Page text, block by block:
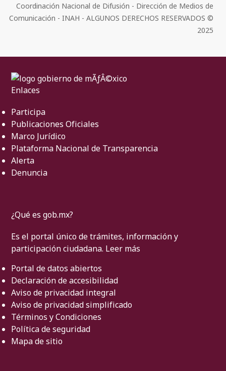
Coordinación Nacional de Difusión - Dirección de Medios de
Comunicación - INAH - ALGUNOS DERECHOS RESERVADOS ©
2025
Enlaces
Participa
Publicaciones Oficiales
Marco Jurídico
Plataforma Nacional de Transparencia
Alerta
Denuncia
¿Qué es gob.mx?
Es el portal único de trámites, información y
participación ciudadana. Leer más
Portal de datos abiertos
Declaración de accesibilidad
Aviso de privacidad integral
Aviso de privacidad simplificado
Términos y Condiciones
Política de seguridad
Mapa de sitio